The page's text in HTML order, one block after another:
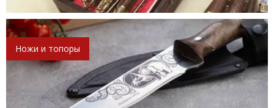
Ножи и топоры